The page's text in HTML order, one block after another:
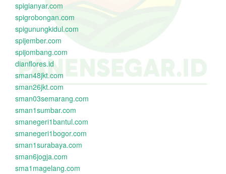
spigianyar.com
spigrobongan.com
spigunungkidul.com
spijember.com
spijombang.com
dianflores.id
sman48jkt.com
sman26jkt.com
sman03semarang.com
sman1sumbar.com
smanegeri1bantul.com
smanegeri1bogor.com
sman1surabaya.com
sman6jogja.com
sma1magelang.com